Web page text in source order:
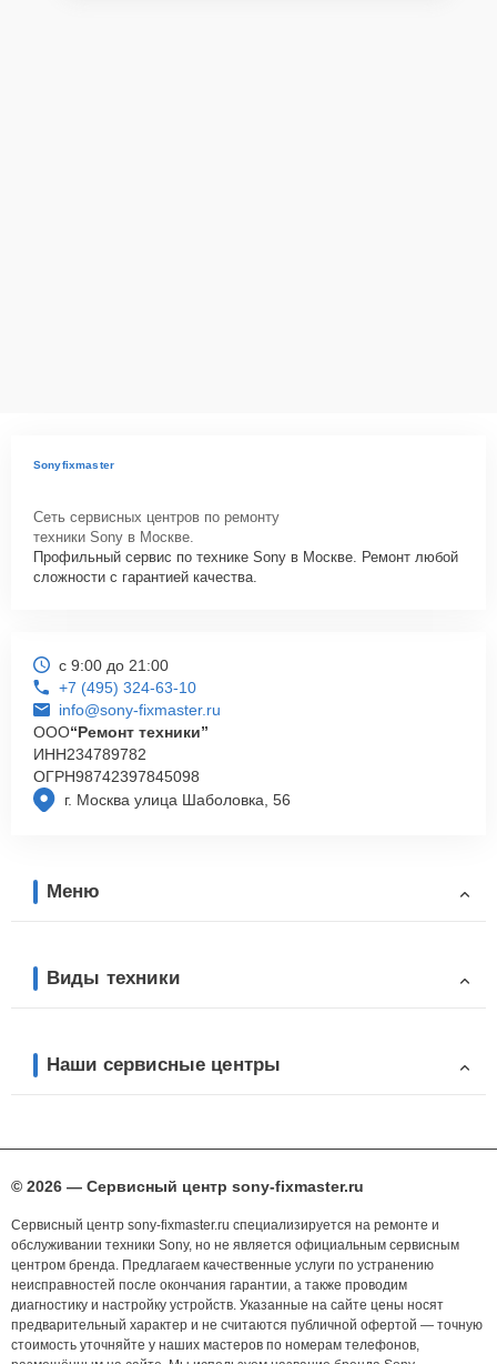
Sonyfixmaster
Сеть сервисных центров по ремонту
техники Sony в Москве.
Профильный сервис по технике Sony в Москве. Ремонт любой
сложности с гарантией качества.
г. Москва улица Шаболовка, 56
с 9:00 до 21:00
+7 (495) 324-63-10
info@sony-fixmaster.ru
ООО“Ремонт техники”
ИНН234789782
ОГРН98742397845098
Меню
Виды техники
Наши сервисные центры
© 2026 — Сервисный центр sony-fixmaster.ru
Сервисный центр sony-fixmaster.ru специализируется на ремонте и
обслуживании техники Sony, но не является официальным сервисным
центром бренда. Предлагаем качественные услуги по устранению
неисправностей после окончания гарантии, а также проводим
диагностику и настройку устройств. Указанные на сайте цены носят
предварительный характер и не считаются публичной офертой — точную
стоимость уточняйте у наших мастеров по номерам телефонов,